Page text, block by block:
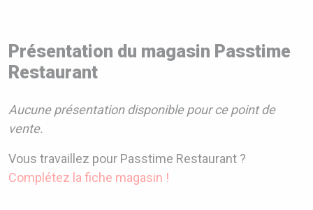
Présentation du magasin Passtime
Restaurant
Aucune présentation disponible pour ce point de
vente.
Vous travaillez pour Passtime Restaurant ?
Complétez la fiche magasin !